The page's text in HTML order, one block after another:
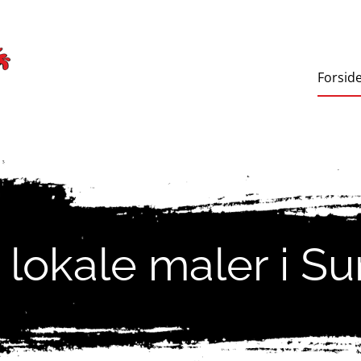
lokale maler i